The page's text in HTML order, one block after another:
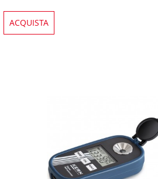
ACQUISTA